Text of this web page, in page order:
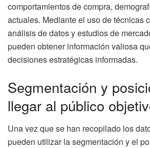
comportamientos de compra,
actuales. Mediante el uso de técnicas
análisis de datos y estudios de
pueden obtener información valiosa
decisiones estratégicas informadas.
Segmentación y
llegar al público
Una vez que se han recopilado los
pueden utilizar la segmentación y el